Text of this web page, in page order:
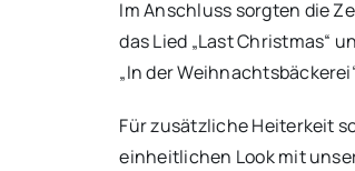
Im Anschluss sorgten die
das Lied „Last Christmas“
„In der
Für zusätzliche Heiterkeit
einheitlichen Look mit